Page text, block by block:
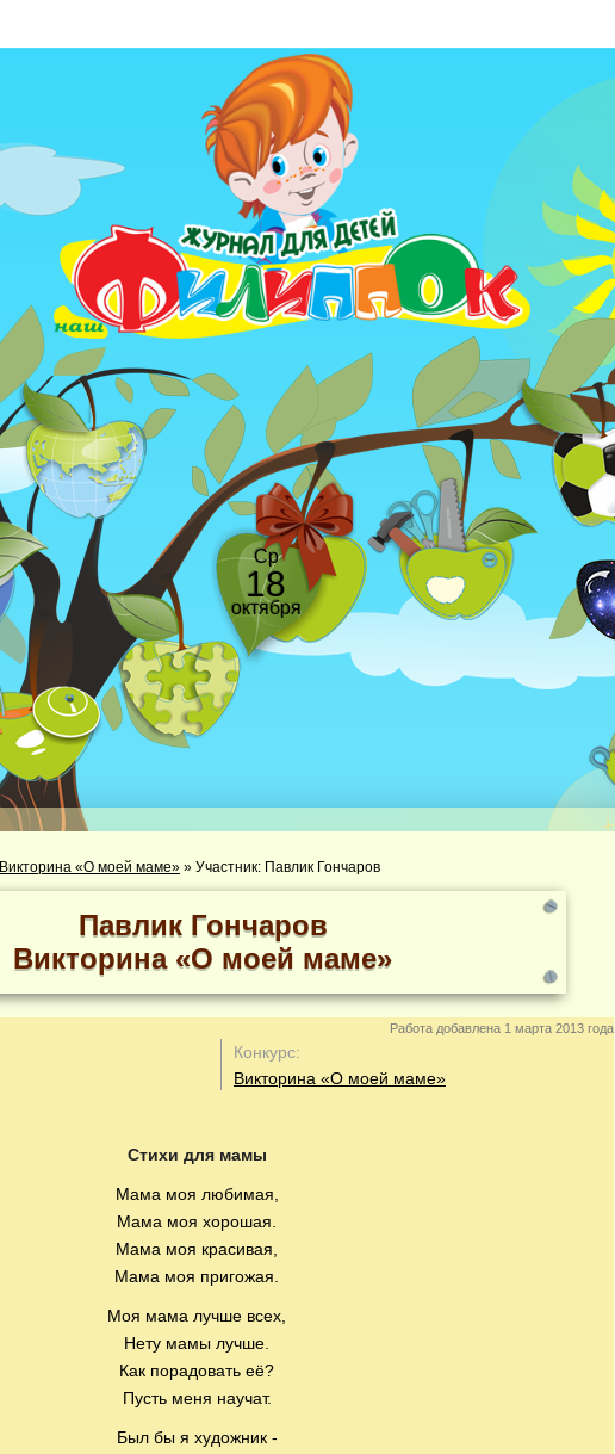
Ср
18
октября
Викторина «О моей маме» » Участник: Павлик Гончаров
Павлик Гончаров
Викторина «О моей маме»
Работа добавлена 1 марта 2013 года
Конкурс:
Викторина «О моей маме»
Стихи для мамы
Мама моя любимая,
Мама моя хорошая.
Мама моя красивая,
Мама моя пригожая.
Моя мама лучше всех,
Нету мамы лучше.
Как порадовать её?
Пусть меня научат.
Был бы я художник -